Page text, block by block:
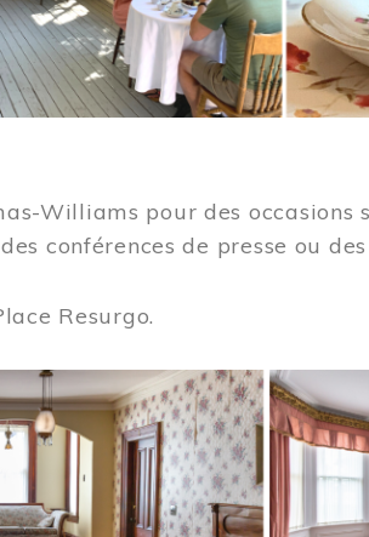
Williams pour des occasions
conférences de presse ou
Resurgo.